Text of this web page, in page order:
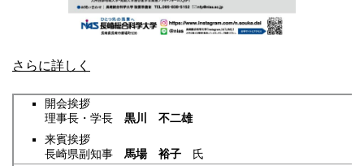
緊急時のお知らせ
このサイトについて
お問い合わせフォーム
閉じる
さらに詳しく
開会挨拶
理事長・学長黒川 不二雄
来賓挨拶
長崎県副知事馬場 裕子 氏